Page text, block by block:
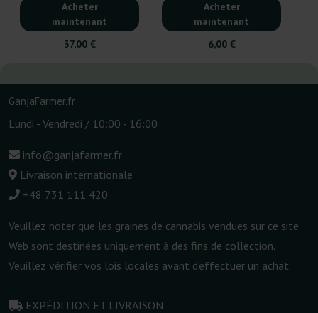
Acheter
maintenant
37,00 €
Acheter
maintenant
6,00 €
GanjaFarmer.fr
Lundi - Vendredi / 10:00 - 16:00
info@ganjafarmer.fr
Livraison internationale
+48 731 111 420
Veuillez noter que les graines de cannabis vendues sur ce site
Web sont destinées uniquement à des fins de collection.
Veuillez vérifier vos lois locales avant d'effectuer un achat.
EXPÉDITION ET LIVRAISON